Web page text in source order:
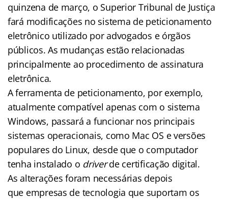
quinzena de março, o Superior Tribunal de Justiça
fará modificações no sistema de peticionamento
eletrônico utilizado por advogados e órgãos
públicos. As mudanças estão relacionadas
principalmente ao procedimento de assinatura
eletrônica.
A ferramenta de peticionamento, por exemplo,
atualmente compatível apenas com o sistema
Windows, passará a funcionar nos principais
sistemas operacionais, como Mac OS e versões
populares do Linux, desde que o computador
tenha instalado o driverde certificação digital.
As alterações foram necessárias depois
que empresas de tecnologia que suportam os